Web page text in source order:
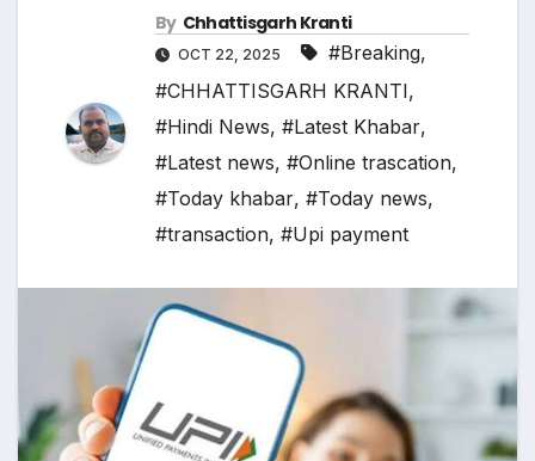
By Chhattisgarh Kranti
OCT 22, 2025 #Breaking,
#CHHATTISGARH KRANTI,
#Hindi News, #Latest Khabar,
#Latest news, #Online trascation,
#Today khabar, #Today news,
#transaction, #Upi payment